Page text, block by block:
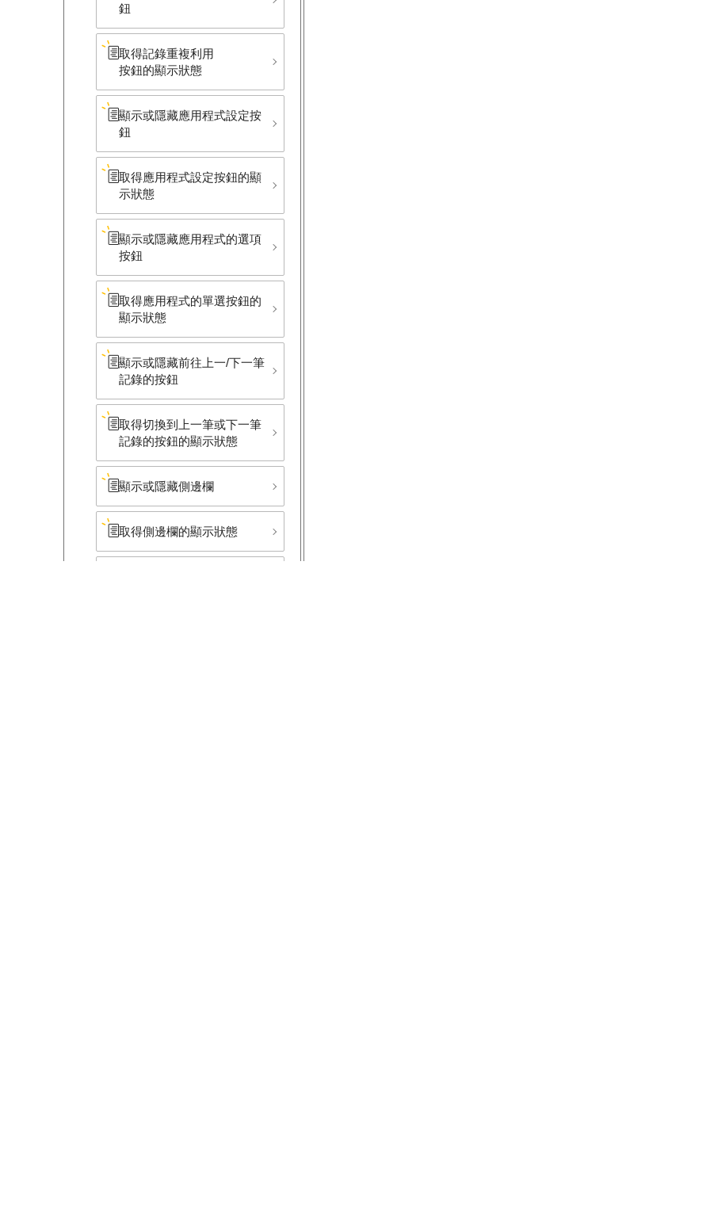
鈕
取得記錄重複利用​
按鈕的顯示狀態
顯示或隱藏應用程式設定按
鈕
取得應用程式設定按鈕的顯
示狀態
顯示或隱藏應用程式的選項
按鈕
取得應用程式的單選按鈕的
顯示狀態
顯示或隱藏前往上一/下一筆​
記錄的按鈕
取得切換到上一筆或下一筆​
記錄的按鈕的顯示狀態
顯示或隱藏側邊欄
取得側邊欄的顯示狀態